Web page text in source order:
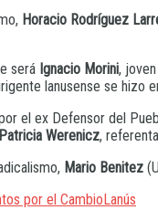
Horacio Rodríguez
será Ignacio Morini,
lanusense se hizo
el ex Defensor del
Patricia Werenicz,
Mario Benitez
por el Cambio Lanús